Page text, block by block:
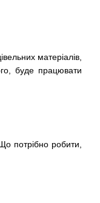
матеріалів,
буде працювати
потрібно робити,